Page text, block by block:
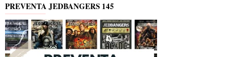
PREVENTA JEDBANGERS 145